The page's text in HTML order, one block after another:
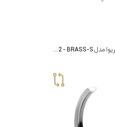
زیور آلات و جواهر تریوا مدل BRACELET NO 2 - BRASS-S